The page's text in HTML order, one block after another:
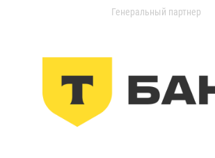
Генеральный партнер